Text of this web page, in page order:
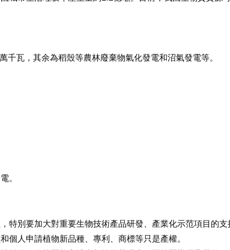
萬千瓦，其余為稻殼等農林廢棄物氣化發電和沼氣發電等。
。
特別要加大對重要生物技術產品研發、產業化示范項目的
個人申請植物新品種、專利、商標等只是產權。